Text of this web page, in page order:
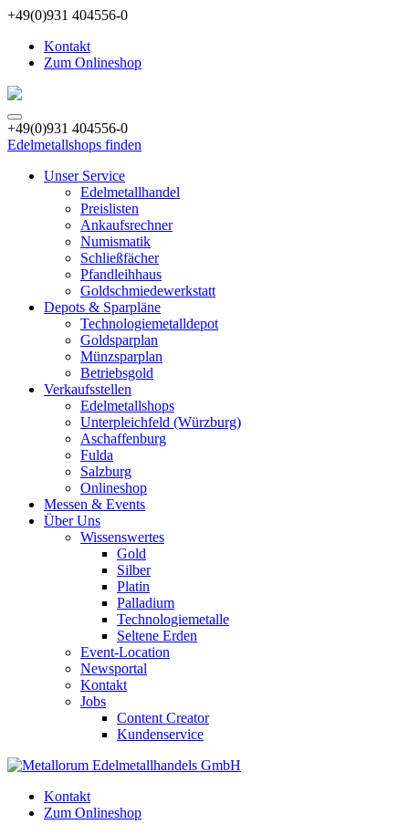
+49(0)931 404556-0
Kontakt
Zum Onlineshop
+49(0)931 404556-0
Edelmetallshops finden
Unser Service
Edelmetallhandel
Preislisten
Ankaufsrechner
Numismatik
Schließfächer
Pfandleihhaus
Goldschmiedewerkstatt
Depots & Sparpläne
Technologiemetalldepot
Goldsparplan
Münzsparplan
Betriebsgold
Verkaufsstellen
Edelmetallshops
Unterpleichfeld (Würzburg)
Aschaffenburg
Fulda
Salzburg
Onlineshop
Messen & Events
Über Uns
Wissenswertes
Gold
Silber
Platin
Palladium
Technologiemetalle
Seltene Erden
Event-Location
Newsportal
Kontakt
Jobs
Content Creator
Kundenservice
Kontakt
Zum Onlineshop